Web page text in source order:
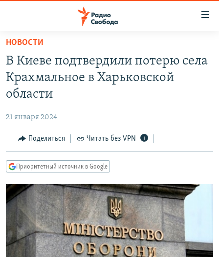
упрощенного
доступа
Вернуться
основному
Вернутся
Вернутся
поиску
АВТОРСКИЕ ПРОЕКТЫ
МНЕНИЯ
КУЛЬТУРА
КАВКАЗ.РЕАЛИИ
СЕВЕР.РЕАЛИИ
СИБИРЬ.РЕАЛИИ
РАСПИСАНИЕ ВЕЩАНИЯ
ПОДПИШИТЕСЬ НА РАССЫЛКУ
НОВОСТИ
В Киеве подтвердили потерю села
Крахмальное в Харьковской
области
21 января 2024
Поделиться Читать без VPN
Приоритетный источник в Google